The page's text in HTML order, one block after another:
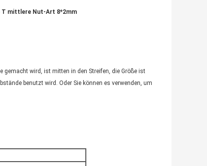
T mittlere Nut-Art 8*2mm
gemacht wird, ist mitten in den Streifen, die Größe ist
benutzt wird. Oder Sie können es verwenden, um